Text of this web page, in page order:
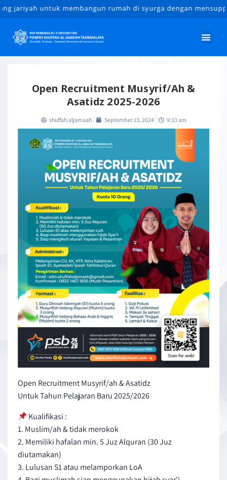
untuk membangun rumah di syurga dengan
Open Recruitment Musyrif/ah &
Asatidz 2025-2026
shuffah.aljamaah September 13, 2024 9:33 am
Open Recruitment Musyrif/ah & Asatidz
Untuk Tahun Pelajaran Baru 2025/2026
Kualifikasi :
1. Muslim/ah & tidak merokok
2. Memiliki hafalan min. 5 Juz Alquran (30 Juz
diutamakan)
3. Lulusan S1 atau melamporkan LoA